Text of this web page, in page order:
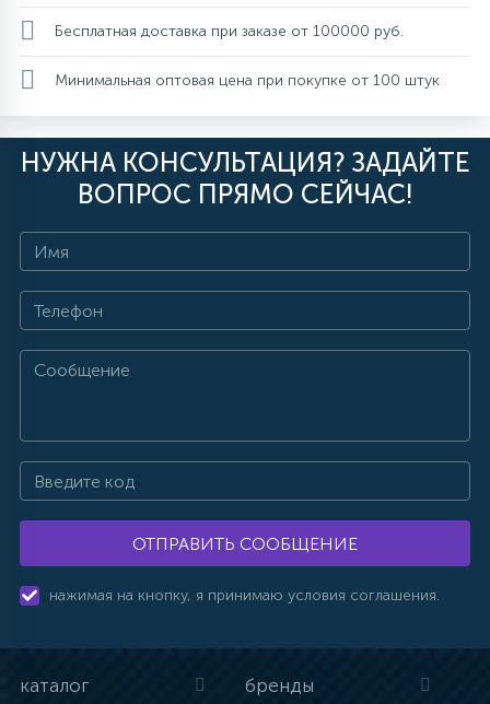
Бесплатная доставка при заказе от 100000 руб.
Минимальная оптовая цена при покупке от 100 штук
НУЖНА КОНСУЛЬТАЦИЯ? ЗАДАЙТЕ
ВОПРОС ПРЯМО СЕЙЧАС!
ОТПРАВИТЬ СООБЩЕНИЕ
нажимая на кнопку, я принимаю условия соглашения.
каталог бренды